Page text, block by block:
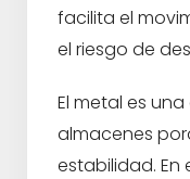
facilita el
el riesgo de
El metal es
almacenes
estabilidad.